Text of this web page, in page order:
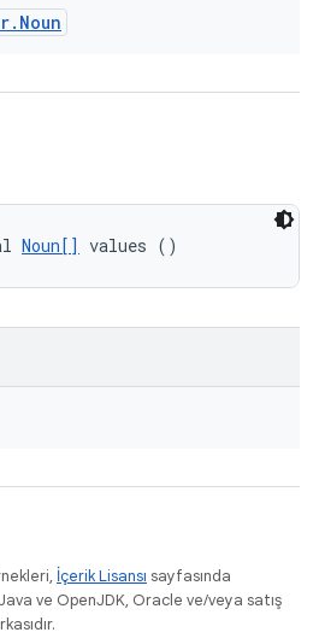
. Noun
Noun[] values ()
İçerik Lisansı sayfasında
ve OpenJDK, Oracle ve/veya satış